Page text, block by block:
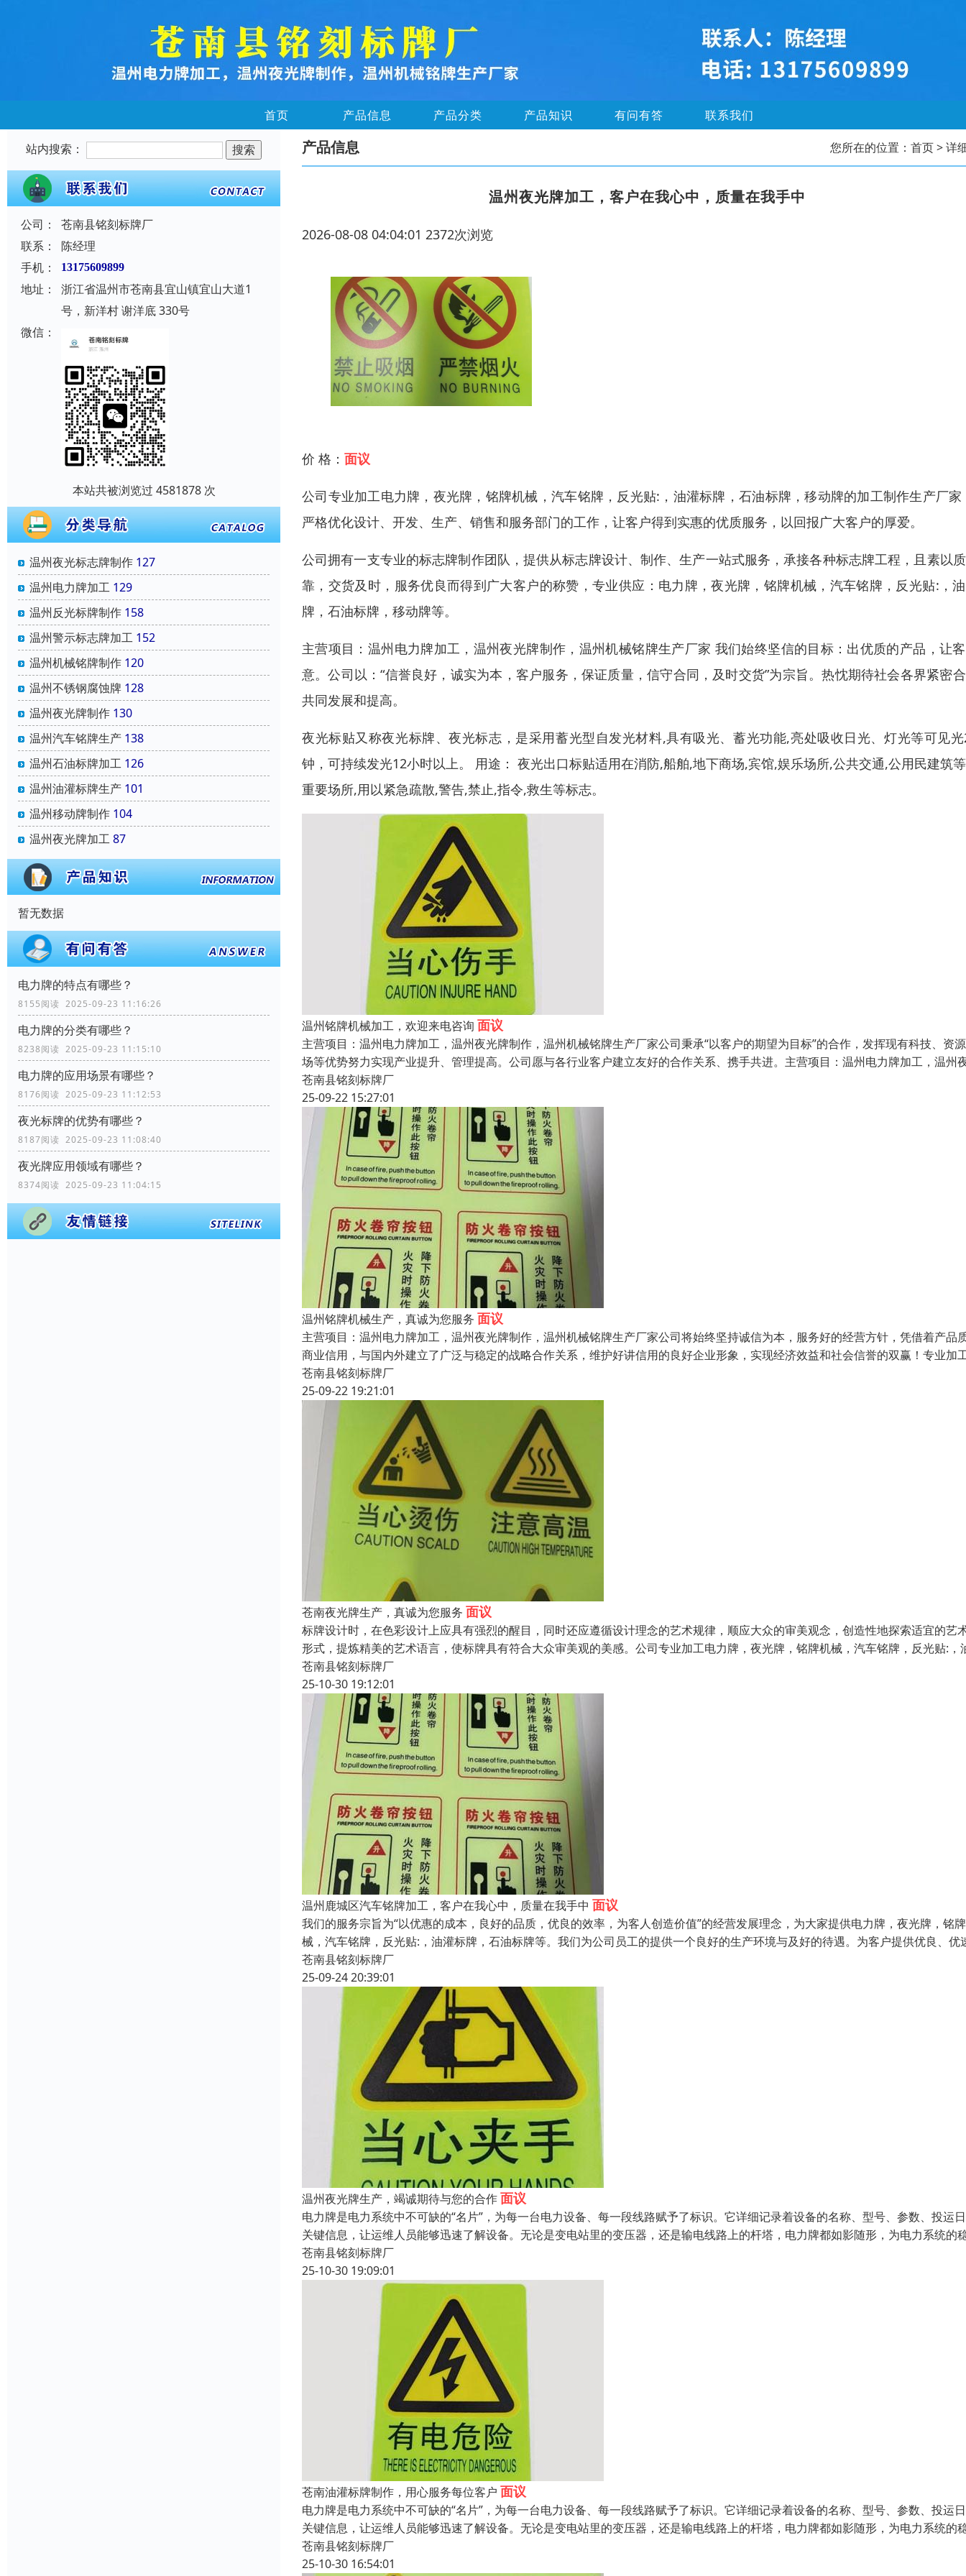
首页 产品信息 产品分类 产品知识 有问有答 联系我们
站内搜索：
公司：
苍南县铭刻标牌厂
联系：
陈经理
手机：
13175609899
地址：
浙江省温州市苍南县宜山镇宜山大道1
号，新洋村 谢洋底 330号
微信：
本站共被浏览过 4581878 次
温州夜光标志牌制作 127
温州电力牌加工 129
温州反光标牌制作 158
温州警示标志牌加工 152
温州机械铭牌制作 120
温州不锈钢腐蚀牌 128
温州夜光牌制作 130
温州汽车铭牌生产 138
温州石油标牌加工 126
温州油灌标牌生产 101
温州移动牌制作 104
温州夜光牌加工87
暂无数据
电力牌的特点有哪些？
8155阅读 2025-09-23 11:16:26
电力牌的分类有哪些？
8238阅读 2025-09-23 11:15:10
电力牌的应用场景有哪些？
8176阅读 2025-09-23 11:12:53
夜光标牌的优势有哪些？
8187阅读 2025-09-23 11:08:40
夜光牌应用领域有哪些？
8374阅读 2025-09-23 11:04:15
产品信息 您所在的位置： 首页> 详
温州夜光牌加工，客户在我心中，质量在我手中
2026-08-08 04:04:01 2372次浏览
价 格： 面议
公司专业加工电力牌，夜光牌，铭牌机械，汽车铭牌，反光贴:，油灌标牌，石油标牌，移动牌的加工制作生产厂家
严格优化设计、开发、生产、销售和服务部门的工作，让客户得到实惠的优质服务，以回报广大客户的厚爱。
公司拥有一支专业的标志牌制作团队，提供从标志牌设计、制作、生产一站式服务，承接各种标志牌工程，且素以
靠，交货及时，服务优良而得到广大客户的称赞，专业供应：电力牌，夜光牌，铭牌机械，汽车铭牌，反光贴:，
牌，石油标牌，移动牌等。
主营项目：温州电力牌加工，温州夜光牌制作，温州机械铭牌生产厂家 我们始终坚信的目标：出优质的产品，让
意。公司以：“信誉良好，诚实为本，客户服务，保证质量，信守合同，及时交货”为宗旨。热忱期待社会各界紧密
共同发展和提高。
夜光标贴又称夜光标牌、夜光标志，是采用蓄光型自发光材料,具有吸光、蓄光功能,亮处吸收日光、灯光等可见
钟，可持续发光12小时以上。 用途： 夜光出口标贴适用在消防,船舶,地下商场,宾馆,娱乐场所,公共交通,公用民建筑
重要场所,用以紧急疏散,警告,禁止,指令,救生等标志。
温州铭牌机械加工，欢迎来电咨询 面议
主营项目：温州电力牌加工，温州夜光牌制作，温州机械铭牌生产厂家公司秉承“以客户的期望为目标”的合作，发挥现有科技、资
场等优势努力实现产业提升、管理提高。公司愿与各行业客户建立友好的合作关系、携手共进。主营项目：温州电力牌加工，温州
苍南县铭刻标牌厂
25-09-22 15:27:01
温州铭牌机械生产，真诚为您服务 面议
主营项目：温州电力牌加工，温州夜光牌制作，温州机械铭牌生产厂家公司将始终坚持诚信为本，服务好的经营方针，凭借着产品
商业信用，与国内外建立了广泛与稳定的战略合作关系，维护好讲信用的良好企业形象，实现经济效益和社会信誉的双赢！专业加
苍南县铭刻标牌厂
25-09-22 19:21:01
苍南夜光牌生产，真诚为您服务 面议
标牌设计时，在色彩设计上应具有强烈的醒目，同时还应遵循设计理念的艺术规律，顺应大众的审美观念，创造性地探索适宜的艺
形式，提炼精美的艺术语言，使标牌具有符合大众审美观的美感。公司专业加工电力牌，夜光牌，铭牌机械，汽车铭牌，反光贴:，
苍南县铭刻标牌厂
25-10-30 19:12:01
温州鹿城区汽车铭牌加工，客户在我心中，质量在我手中 面议
我们的服务宗旨为“以优惠的成本，良好的品质，优良的效率，为客人创造价值”的经营发展理念，为大家提供电力牌，夜光牌，铭
械，汽车铭牌，反光贴:，油灌标牌，石油标牌等。我们为公司员工的提供一个良好的生产环境与及好的待遇。为客户提供优良、优
苍南县铭刻标牌厂
25-09-24 20:39:01
温州夜光牌生产，竭诚期待与您的合作面议
电力牌是电力系统中不可缺的“名片”，为每一台电力设备、每一段线路赋予了标识。它详细记录着设备的名称、型号、参数、投运
关键信息，让运维人员能够迅速了解设备。无论是变电站里的变压器，还是输电线路上的杆塔，电力牌都如影随形，为电力系统的
苍南县铭刻标牌厂
25-10-30 19:09:01
苍南油灌标牌制作，用心服务每位客户 面议
电力牌是电力系统中不可缺的“名片”，为每一台电力设备、每一段线路赋予了标识。它详细记录着设备的名称、型号、参数、投运
关键信息，让运维人员能够迅速了解设备。无论是变电站里的变压器，还是输电线路上的杆塔，电力牌都如影随形，为电力系统的
苍南县铭刻标牌厂
25-10-30 16:54:01